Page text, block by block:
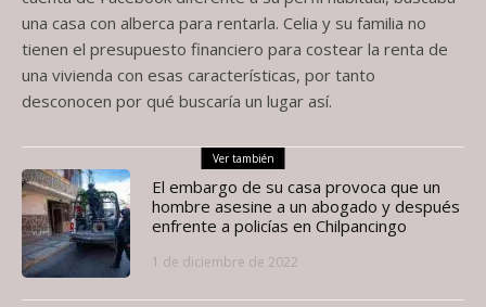
una casa con alberca para rentarla. Celia y su familia no
tienen el presupuesto financiero para costear la renta de
una vivienda con esas características, por tanto
desconocen por qué buscaría un lugar así.
Ver también
El embargo de su casa provoca que un
hombre asesine a un abogado y después
enfrente a policías en Chilpancingo
1 de diciembre de 2022